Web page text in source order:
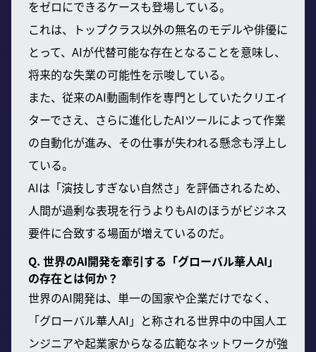
をゼロにできるケースも登場している。
これは、トップクラス以外の無名のモデルや俳優に
とって、AIが代替可能な存在となることを意味し、
将来的な失業の可能性を示唆している。
また、従来のAI動画制作を専門としていたクリエイ
ターでさえ、さらに進化したAIツールによって作業
の自動化が進み、その仕事が失われる懸念も浮上し
ている。
AIは「演技しすぎない自然さ」を評価されるため、
人間が過剰な表現を行うよりもAIのほうがビジネス
要件に合致する場面が増えているのだ。
Q. 世界のAI開発を牽引する「グローバル華人AI」
の存在とは何か？
世界のAI開発は、単一の国家や企業だけでなく、
「グローバル華人AI」と称される世界中の中国人エ
ンジニアや起業家からなる広範なネットワークが強